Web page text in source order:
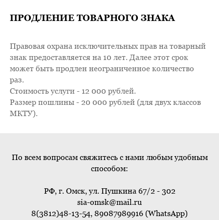
ПРОДЛЕНИЕ ТОВАРНОГО ЗНАКА
Правовая охрана исключительных прав на товарный
знак предоставляется на 10 лет. Далее этот срок
может быть продлен неограниченное количество
раз.
Стоимость услуги - 12 000 рублей.
Размер пошлины - 20 000 рублей (для двух классов
МКТУ).
По всем вопросам свяжитесь с нами любым удобным
способом:
РФ, г. Омск, ул. Пушкина 67/2 - 302
sia-omsk@mail.ru
8(3812)48-13-54, 89087989916 (WhatsApp)